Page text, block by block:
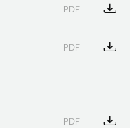
PDF
PDF
PDF